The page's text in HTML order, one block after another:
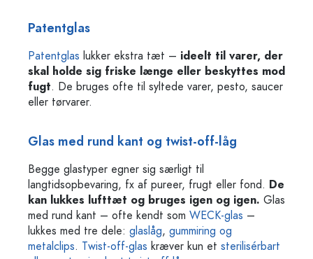
Patentglas
Patentglas lukker ekstra tæt – ideelt til varer, der
skal holde sig friske længe eller beskyttes mod
fugt. De bruges ofte til syltede varer, pesto, saucer
eller tørvarer.
Glas med rund kant og twist-off-låg
Begge glastyper egner sig særligt til
langtidsopbevaring, fx af pureer, frugt eller fond. De
kan lukkes lufttæt og bruges igen og igen. Glas
med rund kant – ofte kendt som WECK-glas –
lukkes med tre dele: glaslåg, gummiring og
metalclips. Twist-off-glas kræver kun et sterilisérbart